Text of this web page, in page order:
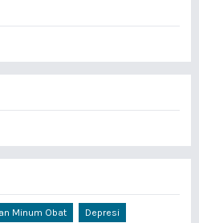
Minum Obat
Depresi